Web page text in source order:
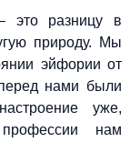
это разницу в
природу. Мы
эйфории от
нами были
уже,
нам